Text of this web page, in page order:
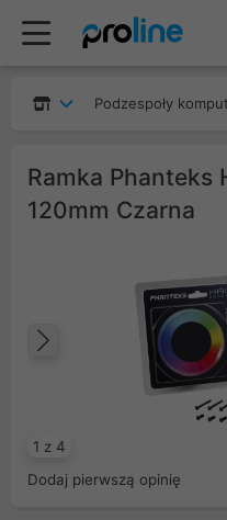
Podzespoły
Ramka Phanteks
120mm Czarna
1 z 4
Poprzedni
Dodaj pierwszą opinię